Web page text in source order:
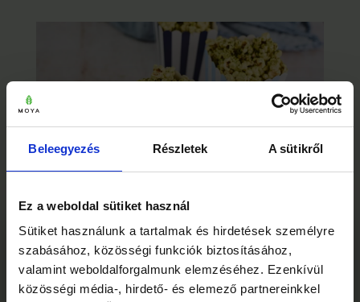
Beleegyezés Részletek A sütikről
Ez a weboldal sütiket használ
Sütiket használunk a tartalmak és hirdetések személyre
szabásához, közösségi funkciók biztosításához,
valamint weboldalforgalmunk elemzéséhez. Ezenkívül
közösségi média-, hirdető- és elemező partnereinkkel
CSOKOLÁDÉVAL: ÉDES-SÓS
FILMES NASI
Édes-sós matchás popcorn fehér csokoládéval
— 15 perces házi nasi filmestekhez, aminek
×
Mielőtt elmész… 🍵